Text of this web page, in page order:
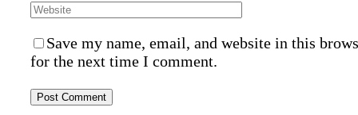
Save my name, email, and website in this
for the next time I comment.